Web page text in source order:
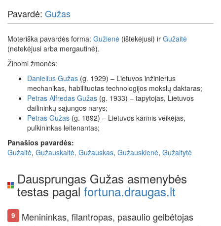
Pavardė: Gužas
Moteriška pavardės forma: Gužienė (ištekėjusi) ir Gužaitė
(netekėjusi arba mergautinė).
Žinomi žmonės:
Danielius Gužas (g. 1929) – Lietuvos inžinierius
mechanikas, habilituotas technologijos mokslų daktaras;
Petras Alfredas Gužas (g. 1933) – tapytojas, Lietuvos
dailininkų sąjungos narys;
Petras Gužas (g. 1892) – Lietuvos karinis veikėjas,
pulkininkas leitenantas;
Panašios pavardės:
Gužaitė, Gužauskaitė, Gužauskas, Gužauskienė, Gužaitytė
Dausprungas Gužas asmenybės
testas pagal fortuna.draugas.lt
9 Menininkas, filantropas, pasaulio gelbėtojas